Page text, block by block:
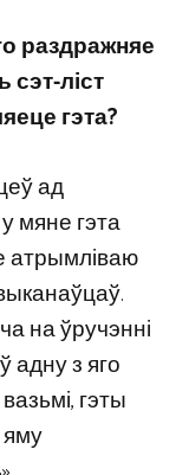
раздражняе
ліст
гэта?
ад
мяне гэта
атрымліваю
на ўручэнні
адну з яго
гэты